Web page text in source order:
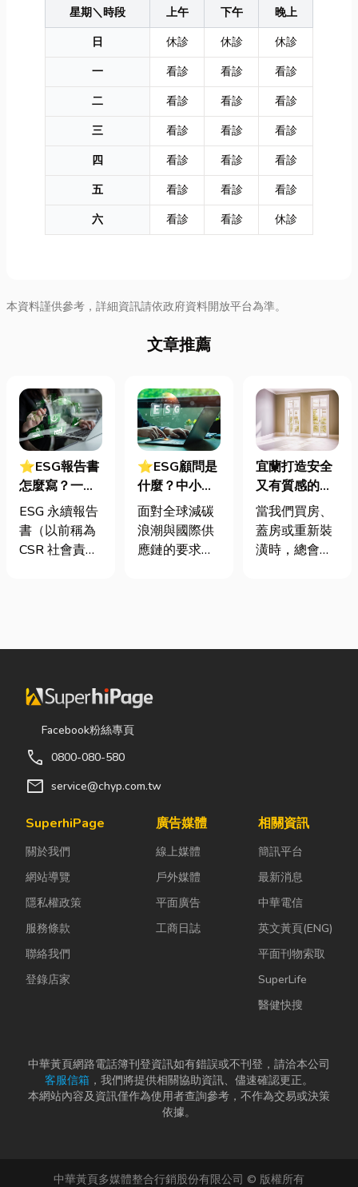
星期＼時段 上午 下午
晚上
日
休診 休診
休診
一
看診 看診
看診
二
看診 看診
看診
三
看診 看診
看診
四
看診 看診
看診
五
看診 看診
看診
六
看診 看診 休診
本資料謹供參考，詳細資訊請依政府資料開放平台為準。
文章推薦
⭐ESG報告書
怎麼寫？一定
要上市櫃才寫
嗎？3步驟擺
脫綠色轉型焦
ESG 永續報告
書（以前稱為
CSR 社會責任
責任（S）與
（G）三個維
度營運成果的
正式文件。它
「健康體檢
表」與「永續
多中小企業主
又不是上市櫃
公司，為...
⭐ESG顧問是
什麼？中小企
業挑選四大永
續顧問服務的
實用指南
面對全球減碳
浪潮與國際供
應鏈的要求，
要求提供「碳
書」。這讓不
什麼？我們公
真的需要找
嗎？」 其
實，...
宜蘭打造安全
又有質感的
家，從專業門
窗開始
當我們買房、
蓋房或重新裝
潢時，總會把
天都在使用的
氣候潮濕多
又美觀的門窗
產品，更是
打...
Facebook粉絲專頁
call 0800-080-580
mail service@chyp.com.tw
SuperhiPage
關於我們
網站導覽
隱私權政策
服務條款
聯絡我們
登錄店家
廣告媒體
線上媒體
戶外媒體
平面廣告
工商日誌
相關資訊
簡訊平台
最新消息
中華電信
英文黃頁(ENG)
平面刊物索取
SuperLife
醫健快搜
中華黃頁網路電話簿刊登資訊如有錯誤或不刊登，請洽本公司
客服信箱 ，我們將提供相關協助資訊、儘速確認更正。
本網站內容及資訊僅作為使用者查詢參考，不作為交易或決策
依據。
中華黃頁多媒體整合行銷股份有限公司 © 版權所有